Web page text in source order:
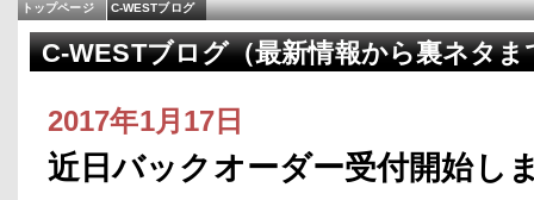
トップページ C-WESTブログ
C-WESTブログ（最新情報から裏ネタま
2017年1月17日
近日バックオーダー受付開始し